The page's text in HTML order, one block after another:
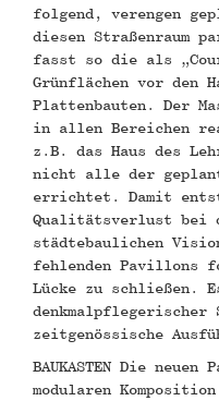
folgend, verengen
diesen Straßenraum
fasst so die als „Cour
Grünflächen vor den
Plattenbauten. Der
in allen Bereichen
z.B. das Haus des
nicht alle der
errichtet. Damit
Qualitätsverlust bei
städtebaulichen
fehlenden Pavillons
Lücke zu schließen.
denkmalpflegerischer
zeitgenössische
BAUKASTEN Die
modularen